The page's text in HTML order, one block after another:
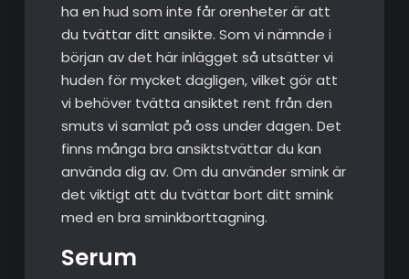
ha en hud som inte får orenheter är att
du tvättar ditt ansikte. Som vi nämnde i
början av det här inlägget så utsätter vi
huden för mycket dagligen, vilket gör att
vi behöver tvätta ansiktet rent från den
smuts vi samlat på oss under dagen. Det
finns många bra ansiktstvättar du kan
använda dig av. Om du använder smink är
det viktigt att du tvättar bort ditt smink
med en bra sminkborttagning.
Serum